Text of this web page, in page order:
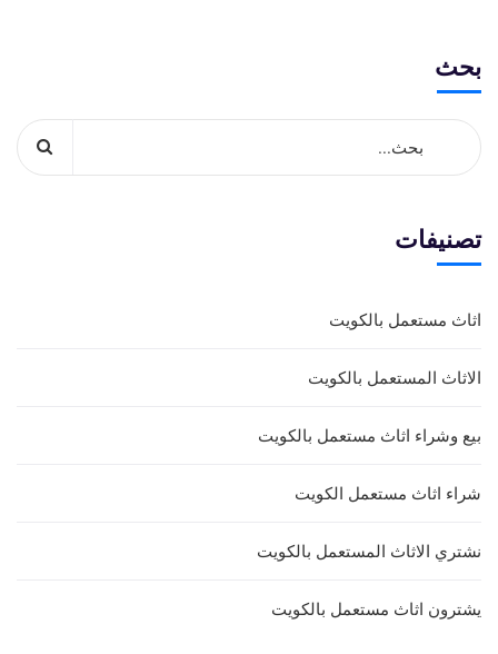
بحث
تصنيفات
اثاث مستعمل بالكويت
الاثاث المستعمل بالكويت
بيع وشراء اثاث مستعمل بالكويت
شراء اثاث مستعمل الكويت
نشتري الاثاث المستعمل بالكويت
يشترون اثاث مستعمل بالكويت